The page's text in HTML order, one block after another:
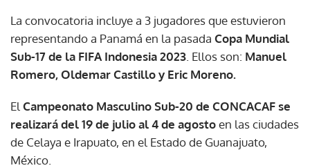
La convocatoria incluye a 3 jugadores que estuvieron
representando a Panamá en la pasada Copa Mundial
Sub-17 de la FIFA Indonesia 2023 . Ellos son: Manuel
Romero, Oldemar Castillo y Eric Moreno.
El Campeonato Masculino Sub-20 de CONCACAFse
realizará del 19 de julio al 4 de agostoen las ciudades
de Celaya e Irapuato, en el Estado de Guanajuato,
México.